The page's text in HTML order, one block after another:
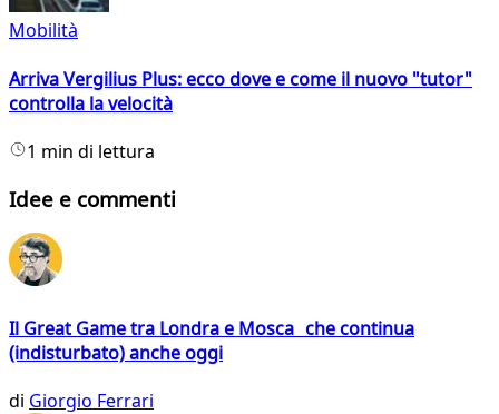
Mobilità
Arriva Vergilius Plus: ecco dove e come il nuovo "tutor"
controlla la velocità
1 min di lettura
Idee e commenti
Il Great Game tra Londra e Mosca che continua
(indisturbato) anche oggi
di Giorgio Ferrari